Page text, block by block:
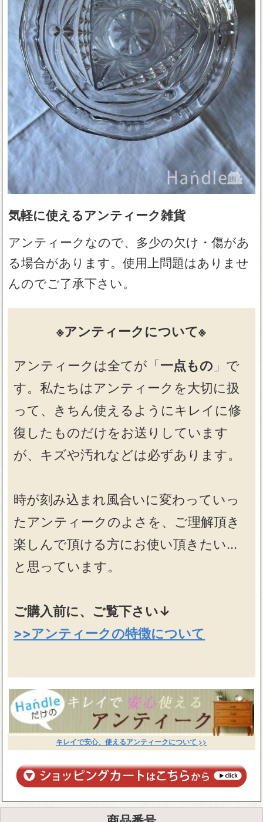
気軽に使えるアンティーク雑貨
アンティークなので、多少の欠け・傷があ
る場合があります。使用上問題はありませ
んのでご了承下さい。
※アンティークについて※
アンティークは全てが「一点もの 」で
す。私たちはアンティークを大切に扱
って、きちん使えるようにキレイに修
復したものだけをお送りしています
が、キズや汚れなどは必ずあります。
時が刻み込まれ風合いに変わっていっ
たアンティークのよさを、ご理解頂き
楽しんで頂ける方にお使い頂きたい…
と思っています。
ご購入前に、ご覧下さい↓
>>アンティークの特徴について
キレイで安心、使えるアンティークについて >>